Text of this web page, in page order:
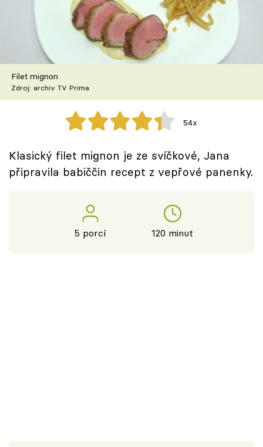
TV Program
Škola vaření
Recepty z TV
Speciál: Cuketa
Těhotnej kuchař
Sledujte prima+
Filet mignon
Zdroj: archiv TV Prima
54x
Klasický filet mignon je ze svíčkové, Jana
připravila babiččin recept z vepřové panenky.
5 porcí 120 minut